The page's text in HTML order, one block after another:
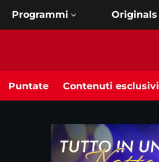
Originals
Puntate Contenuti esclusivi